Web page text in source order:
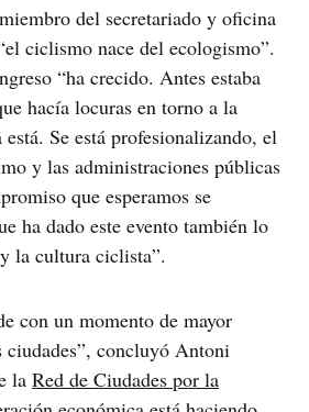
del secretariado y oficina
ciclismo nace del ecologismo”.
“ha crecido. Antes estaba
hacía locuras en torno a la
Se está profesionalizando, el
y las administraciones públicas
que esperamos se
ha dado este evento también lo
la cultura ciclista”.
con un momento de mayor
ciudades”, concluyó Antoni
la Red de Ciudades por la